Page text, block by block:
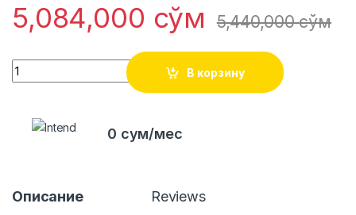
5,084,000 сўм 5,440,000сўм
Quantity
В корзину
0 сум/мес
Описание Reviews